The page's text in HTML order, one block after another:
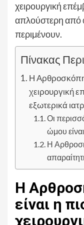
χειρουργική
απλούστερη από
περιμένουν.
Πίνακας
Η
χειρουργική
εξωτερικά
Οι
ώμου
Η
Η
είναι η